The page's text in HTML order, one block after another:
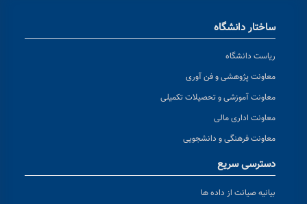
ساختار دانشگاه
ریاست دانشگاه
معاونت پژوهشی و فن آوری
معاونت آموزشی و تحصیلات تکمیلی
معاونت اداری مالی
معاونت فرهنگی و دانشجویی
دسترسی سریع
بیانیه صیانت از داده ها